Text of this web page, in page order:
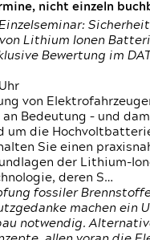
nicht einzeln
Einzelseminar:
Lithium Ionen
Bewertung im DAT
von
an Bedeutung – und
um die
Sie einen
der Lithium-
deren S…
fossiler
machen ein
notwendig.